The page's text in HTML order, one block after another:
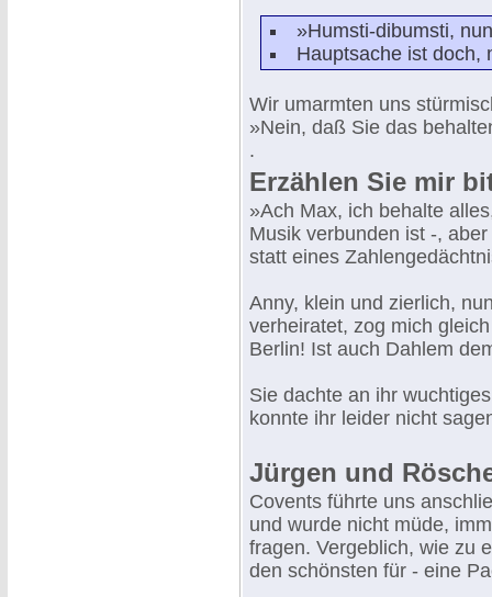
»Humsti-dibumsti,
Hauptsache ist doch,
Wir umarmten uns
»Nein, daß Sie das
.
Erzählen Sie mir
»Ach Max, ich behalte
Musik verbunden ist -,
statt eines
Anny, klein und zierlich,
verheiratet, zog mich
Berlin! Ist auch Dahlem
Sie dachte an ihr
konnte ihr leider nicht
Jürgen und
Covents führte uns
und wurde nicht müde,
fragen. Vergeblich, wie zu
den schönsten für - eine